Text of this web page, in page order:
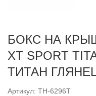
БОКС НА
XT SPORT
ТИТАН
Артикул: TH-6296T